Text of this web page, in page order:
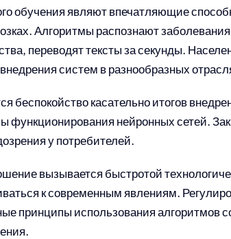
обучения являют впечатляющие
Алгоритмы распознают
переводят тексты за секунды.
систем в разнообразных
беспокойство касательно итогов
функционирования нейронных сетей.
у потребителей.
вызывается быстротой
к современным явлениям.
принципы использования алгоритмов